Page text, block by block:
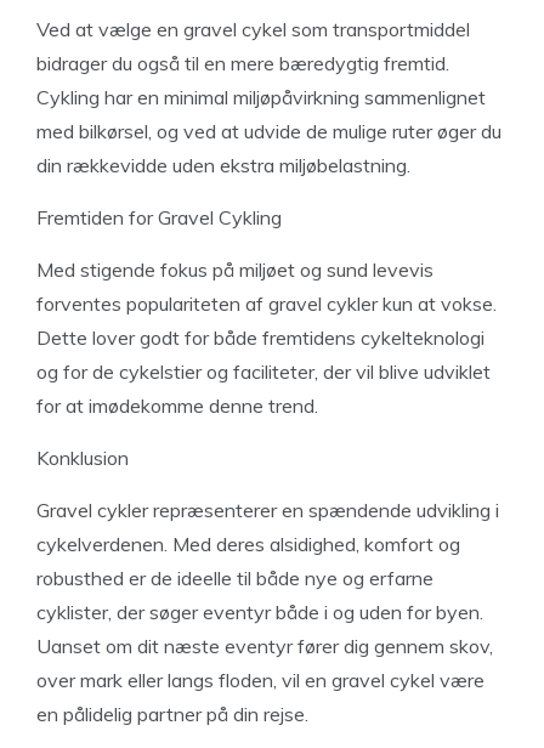
Ved at vælge en gravel cykel som transportmiddel
bidrager du også til en mere bæredygtig fremtid.
Cykling har en minimal miljøpåvirkning sammenlignet
med bilkørsel, og ved at udvide de mulige ruter øger du
din rækkevidde uden ekstra miljøbelastning.
Fremtiden for Gravel Cykling
Med stigende fokus på miljøet og sund levevis
forventes populariteten af gravel cykler kun at vokse.
Dette lover godt for både fremtidens cykelteknologi
og for de cykelstier og faciliteter, der vil blive udviklet
for at imødekomme denne trend.
Konklusion
Gravel cykler repræsenterer en spændende udvikling i
cykelverdenen. Med deres alsidighed, komfort og
robusthed er de ideelle til både nye og erfarne
cyklister, der søger eventyr både i og uden for byen.
Uanset om dit næste eventyr fører dig gennem skov,
over mark eller langs floden, vil en gravel cykel være
en pålidelig partner på din rejse.